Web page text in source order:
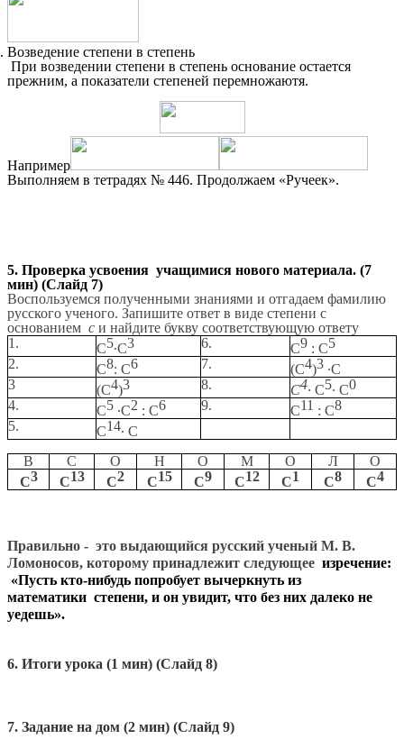
Возведение степени в степень
При возведении степени в степень основание остается
прежним, а показатели степеней перемножаютя.
Например
Выполняем в тетрадях № 446. Продолжаем «Ручеек».
5. Проверка усвоения учащимися нового материала. (7
мин) (Слайд 7)
Воспользуемся полученными знаниями и отгадаем фамилию
русского ученого. Запишите ответ в виде степени с
основанием c и найдите букву соответствующую ответу
1.
С5∙С3 6. С9 : С5
2.
С8: С6 7. (С4)3 ∙С
3
(С4)3 8. С4∙ С5∙ С0
4.
С5 ∙С2 : С6 9. С11 : С8
5.
С14∙ С
В
С О Н О М О Л
О
С3 С13 С2 С15 С9 С12 С1 С8 С4
Правильно - это выдающийся русский ученый М. В.
Ломоносов, которому принадлежит следующее изречение:
«Пусть кто-нибудь попробует вычеркнуть из
математики степени, и он увидит, что без них далеко не
уедешь».
6. Итоги урока (1 мин) (Слайд 8)
7. Задание на дом (2 мин) (Слайд 9)